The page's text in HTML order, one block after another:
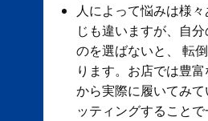
人によって悩みは様
じも違いますが、自
のを選ばないと、 転
ります。お店では豊
から実際に履いてみ
ッティングすること